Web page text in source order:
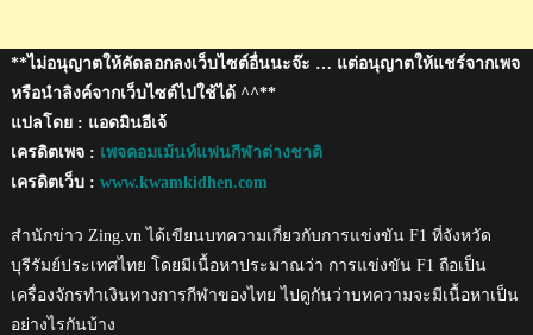
**ไม่อนุญาตให้คัดลอกลงเว็บไซต์อื่นนะจ๊ะ … แต่อนุญาตให้แชร์จากเพจ
หรือนำลิงค์จากเว็บไซต์ไปใช้ได้ ^^**
แปลโดย : แอดมินอีเจ้
เครดิตเพจ : เพจคอมเม้นท์แฟนกีฬาต่างชาติ
เครดิตเว็บ : www.kwamkidhen.com
สำนักข่าว Zing.vn ได้เขียนบทความเกี่ยวกับการแข่งขัน F1 ที่จังหวัด
บุรีรัมย์ประเทศไทย โดยมีเนื้อหาประมาณว่า การแข่งขัน F1 ถือเป็น
เครื่องจักรทำเงินทางการกีฬาของไทย ไปดูกันว่าบทความจะมีเนื้อหาเป็น
อย่างไรกันบ้าง